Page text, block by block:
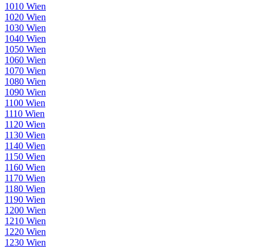
1010 Wien
1020 Wien
1030 Wien
1040 Wien
1050 Wien
1060 Wien
1070 Wien
1080 Wien
1090 Wien
1100 Wien
1110 Wien
1120 Wien
1130 Wien
1140 Wien
1150 Wien
1160 Wien
1170 Wien
1180 Wien
1190 Wien
1200 Wien
1210 Wien
1220 Wien
1230 Wien